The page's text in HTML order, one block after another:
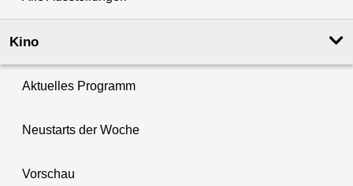
Kino
Aktuelles Programm
Neustarts der Woche
Vorschau